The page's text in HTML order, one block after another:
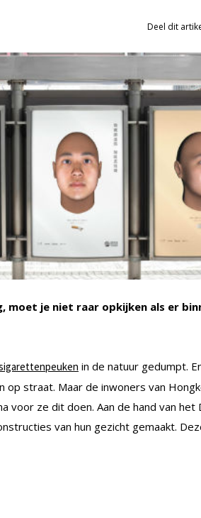
Deel dit
moet je niet raar opkijken als er
in de natuur gedumpt.
straat. Maar de inwoners van
voor ze dit doen. Aan de hand van het
van hun gezicht gemaakt.